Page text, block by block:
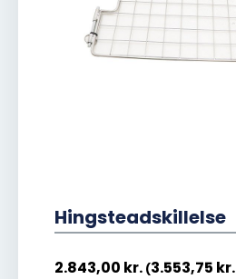
Hingsteadskillelse
2.843,00 kr. (3.553,75 kr.